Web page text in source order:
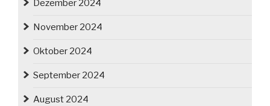
Dezember 2024
November 2024
Oktober 2024
September 2024
August 2024